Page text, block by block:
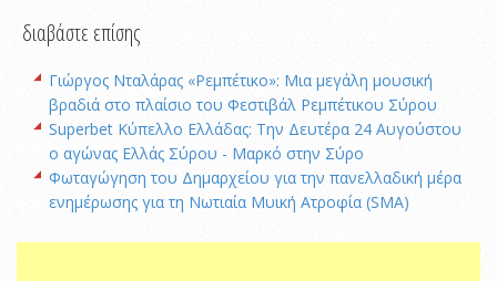
διαβάστε επίσης
Γιώργος Νταλάρας «Ρεμπέτικο»: Μια μεγάλη μουσική
βραδιά στο πλαίσιο του Φεστιβάλ Ρεμπέτικου Σύρου
Superbet Κύπελλο Ελλάδας: Την Δευτέρα 24 Αυγούστου
ο αγώνας Ελλάς Σύρου - Μαρκό στην Σύρο
Φωταγώγηση του Δημαρχείου για την πανελλαδική μέρα
ενημέρωσης για τη Νωτιαία Μυική Ατροφία (SMA)